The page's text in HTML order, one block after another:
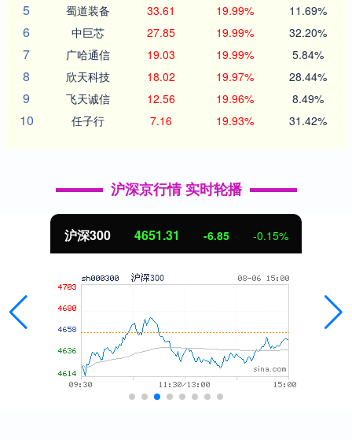
5 蜀道装备 33.61 19.99% 11.69%
6 中巨芯 27.85 19.99% 32.20%
7 广哈通信 19.03 19.99% 5.84%
8 欣天科技 18.02 19.97% 28.44%
9 飞天诚信 12.56 19.96% 8.49%
10 任子行 7.16 19.93% 31.42%
沪深京行情 实时轮播
沪深300 4651.31 -6.85 -0.15%